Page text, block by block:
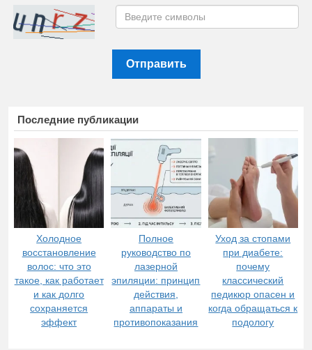
Отправить
Последние публикации
Холодное
восстановление
волос: что это
такое, как работает
и как долго
сохраняется
эффект
Полное
руководство по
лазерной
эпиляции: принцип
действия,
аппараты и
противопоказания
Уход за стопами
при диабете:
почему
классический
педикюр опасен и
когда обращаться к
подологу